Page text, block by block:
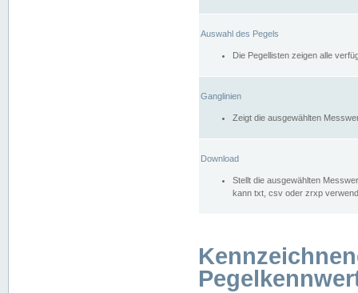
Auswahl des Pegels
Die Pegellisten zeigen alle
Ganglinien
Zeigt die ausgewählten
Download
Stellt die ausgewählten
kann txt, csv oder zrxp